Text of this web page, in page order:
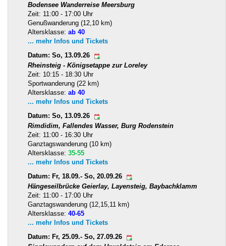
Bodensee Wanderreise Meersburg
Zeit: 11:00 - 17:00 Uhr
Genußwanderung (12,10 km)
Altersklasse: ab 40
... mehr Infos und Tickets
Datum: So, 13.09.26
Rheinsteig - Königsetappe zur Loreley
Zeit: 10:15 - 18:30 Uhr
Sportwanderung (22 km)
Altersklasse: ab 40
... mehr Infos und Tickets
Datum: So, 13.09.26
Rimdidim, Fallendes Wasser, Burg Rodenstein
Zeit: 11:00 - 16:30 Uhr
Ganztagswanderung (10 km)
Altersklasse: 35-55
... mehr Infos und Tickets
Datum: Fr, 18.09.- So, 20.09.26
Hängeseilbrücke Geierlay, Layensteig, Baybachklamm
Zeit: 11:00 - 17:00 Uhr
Ganztagswanderung (12,15,11 km)
Altersklasse: 40-65
... mehr Infos und Tickets
Datum: Fr, 25.09.- So, 27.09.26